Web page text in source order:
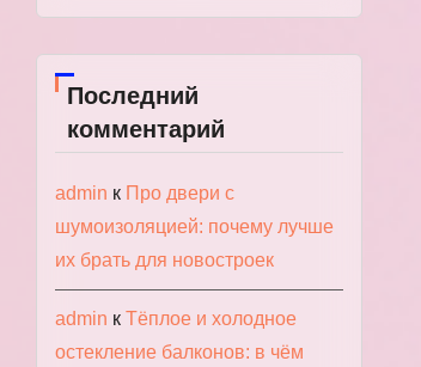
Последний
комментарий
admin к Про двери с
шумоизоляцией: почему лучше
их брать для новостроек
admin к Тёплое и холодное
остекление балконов: в чём